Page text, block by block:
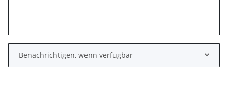
Benachrichtigen, wenn verfügbar